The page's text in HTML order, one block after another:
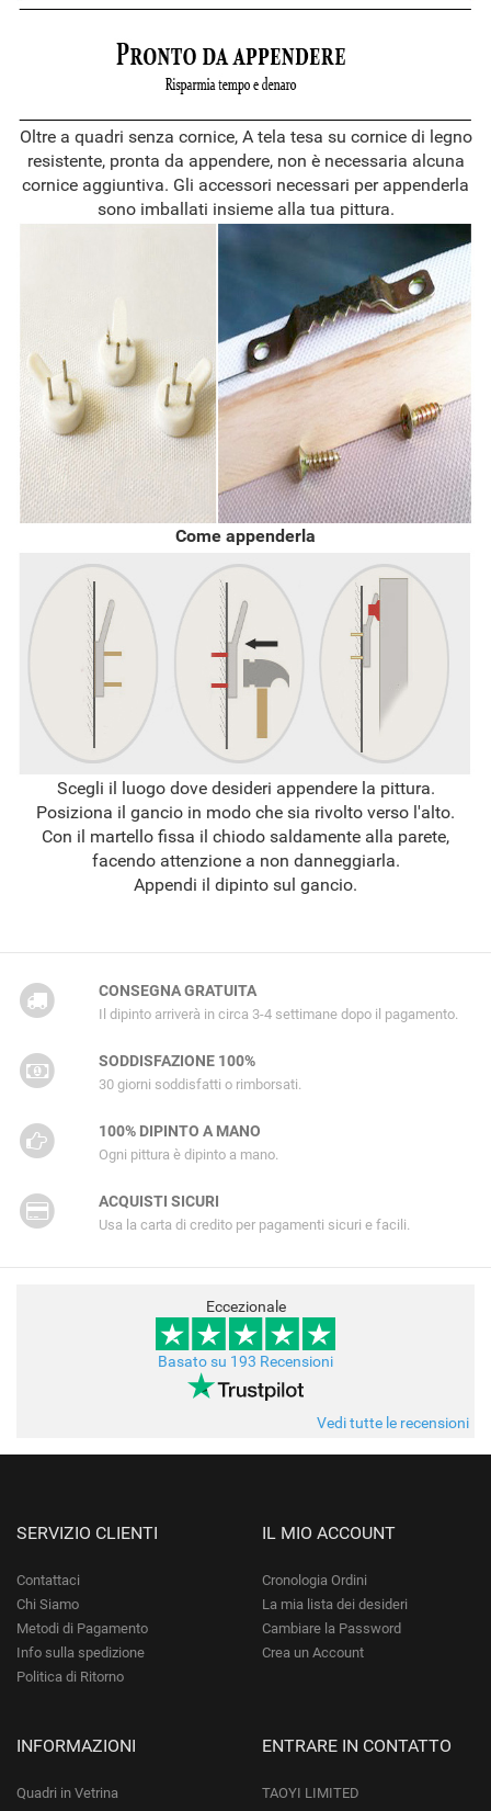
Oltre a quadri senza cornice, A tela tesa su cornice di legno
resistente, pronta da appendere, non è necessaria alcuna
cornice aggiuntiva. Gli accessori necessari per appenderla
sono imballati insieme alla tua pittura.
Come appenderla
Scegli il luogo dove desideri appendere la pittura.
Posiziona il gancio in modo che sia rivolto verso l'alto.
Con il martello fissa il chiodo saldamente alla parete,
facendo attenzione a non danneggiarla.
Appendi il dipinto sul gancio.
CONSEGNA GRATUITA
Il dipinto arriverà in circa 3-4 settimane dopo il pagamento.
SODDISFAZIONE 100%
30 giorni soddisfatti o rimborsati.
100% DIPINTO A MANO
Ogni pittura è dipinto a mano.
ACQUISTI SICURI
Usa la carta di credito per pagamenti sicuri e facili.
Eccezionale
Basato su 193 Recensioni
Vedi tutte le recensioni
SERVIZIO CLIENTI
Contattaci
Chi Siamo
Metodi di Pagamento
Info sulla spedizione
Politica di Ritorno
IL MIO ACCOUNT
Cronologia Ordini
La mia lista dei desideri
Cambiare la Password
Crea un Account
INFORMAZIONI
Quadri in Vetrina
ENTRARE IN CONTATTO
TAOYI LIMITED